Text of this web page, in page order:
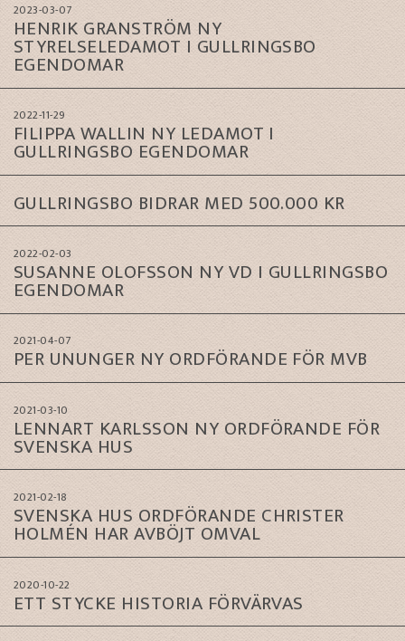
2023-03-07
HENRIK GRANSTRÖM NY
STYRELSELEDAMOT I GULLRINGSBO
EGENDOMAR
2022-11-29
FILIPPA WALLIN NY LEDAMOT I
GULLRINGSBO EGENDOMAR
GULLRINGSBO BIDRAR MED 500.000 KR
2022-02-03
SUSANNE OLOFSSON NY VD I GULLRINGSBO
EGENDOMAR
2021-04-07
PER UNUNGER NY ORDFÖRANDE FÖR MVB
2021-03-10
LENNART KARLSSON NY ORDFÖRANDE FÖR
SVENSKA HUS
2021-02-18
SVENSKA HUS ORDFÖRANDE CHRISTER
HOLMÉN HAR AVBÖJT OMVAL
2020-10-22
ETT STYCKE HISTORIA FÖRVÄRVAS